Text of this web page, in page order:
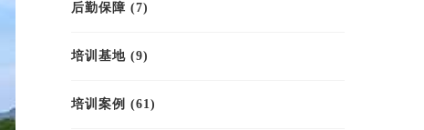
后勤保障 (7)
培训基地 (9)
培训案例 (61)